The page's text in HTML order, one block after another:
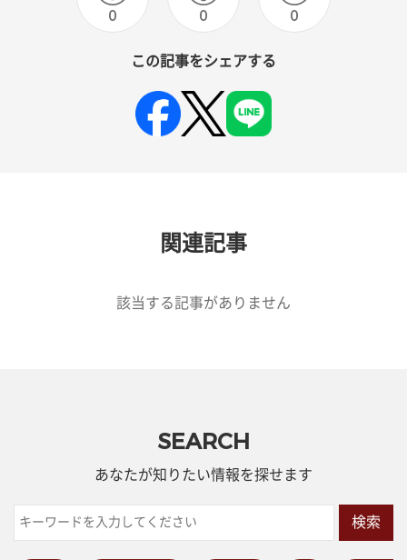
0 0 0
この記事をシェアする
関連記事
該当する記事がありません
SEARCH
あなたが知りたい情報を探せます
検索